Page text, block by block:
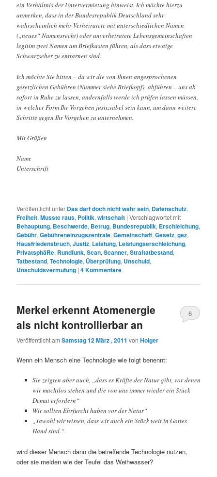
ein Verhältnis der Untervermietung hinweist. Ich möchte hierzu
anmerken, dass in der Bundesrepublik Deutschland sehr
wahrscheinlich mehr Verheiratete mit unterschiedlichen Namen
(„neues“ Namensrecht) oder unverheiratete Lebensgemeinschaften
legitim zwei Namen am Briefkasten führen, als dass etwaige
Schwarzseher zu enttarnen sind.
Ich möchte Sie bitten – da wir die von Ihnen angesprochenen
gesetzlichen Gebühren (Nummer siehe Briefkopf) abführen – uns ab
sofort in Ruhe zu lassen, andernfalls werde ich prüfen lassen müssen,
in welcher Form Ihr Vorgehen justiziabel sein kann, um dann weitere
Schritte gegen Ihr Vorgehen zu unternehmen.
Mit Grüßen
Name
Unterschrift
Veröffentlicht unter Das darf doch nicht wahr sein, Datenschutz,
Freiheit,Musste raus, Politik,wirtschaft |Verschlagwortet mit
Behauptung, Beschwerde, Betrug, Bundesrepublik, Erschleichung,
Gebühr,Gebühreneinzugszentrale,Gemeinschaft,Gesetz,gez,
Hausfriedensbruch,Justiz, Leistung, Leistungserschleichung,
PrivatsphäRe, Rundfunk,Scan,Scanner,Straftatbestand,
Tatbestand,Technologie, Überprüfung, Unschuld,
Unschuldsvermutung |4Kommentare
Merkel erkennt Atomenergie
als nicht kontrollierbar an
Veröffentlicht amSamstag 12 März , 2011 vonHolger
6
Wenn ein Mensch eine Technologie wie folgt benennt:
Sie zeigten aber auch, „dass es Kräfte der Natur gibt, vor denen
wir machtlos stehen und die von uns immer wieder ein Stück
Demut erfordern“
Wir sollten Ehrfurcht haben vor der Natur“
„Jawohl wir wissen, dass wir auch ein Stück weit in Gottes
Hand sind.“
wird dieser Mensch dann die betreffende Technologie nutzen,
oder sie meiden wie der Teufel das Weihwasser?